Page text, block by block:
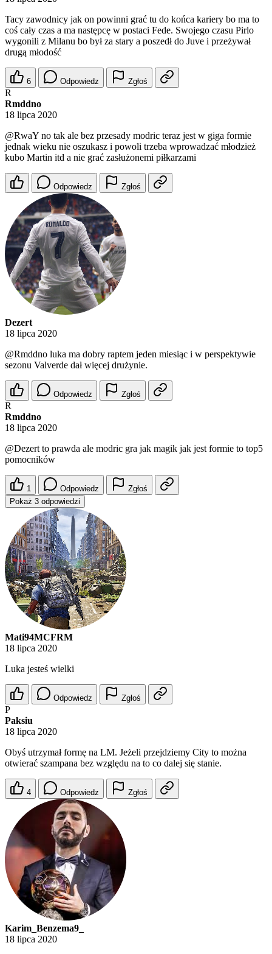
Tacy zawodnicy jak on powinni grać tu do końca kariery bo ma to
coś cały czas a ma następcę w postaci Fede. Swojego czasu Pirlo
wygonili z Milanu bo był za stary a poszedł do Juve i przeżywał
drugą młodość
6 Odpowiedz Zgłoś
R
Rmddno
18 lipca 2020
@RwaY no tak ale bez przesady modric teraz jest w giga formie
jednak wieku nie oszukasz i powoli trzeba wprowadzać młodzież
kubo Martin itd a nie grać zasłużonemi piłkarzami
Odpowiedz Zgłoś
Dezert
18 lipca 2020
@Rmddno luka ma dobry raptem jeden miesiąc i w perspektywie
sezonu Valverde dał więcej drużynie.
Odpowiedz Zgłoś
R
Rmddno
18 lipca 2020
@Dezert to prawda ale modric gra jak magik jak jest formie to top5
pomocników
1 Odpowiedz
Zgłoś
Pokaż 3 odpowiedzi
Mati94MCFRM
18 lipca 2020
Luka jesteś wielki
Odpowiedz Zgłoś
P
Paksiu
18 lipca 2020
Obyś utrzymał formę na LM. Jeżeli przejdziemy City to można
otwierać szampana bez względu na to co dalej się stanie.
4 Odpowiedz Zgłoś
Karim_Benzema9_
18 lipca 2020